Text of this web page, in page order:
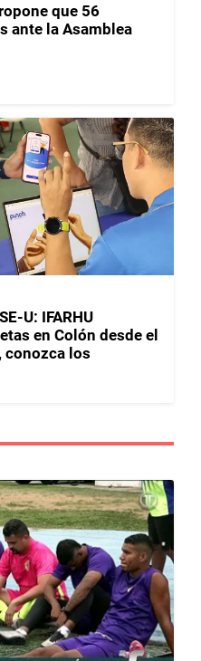
que 56
ante la Asamblea
U: IFARHU
en Colón desde el
conozca los